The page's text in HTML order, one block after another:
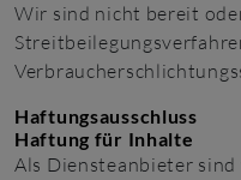
Wir sind nicht bereit
Haftungsausschluss
Haftung für Inhalte
Als Diensteanbieter sind